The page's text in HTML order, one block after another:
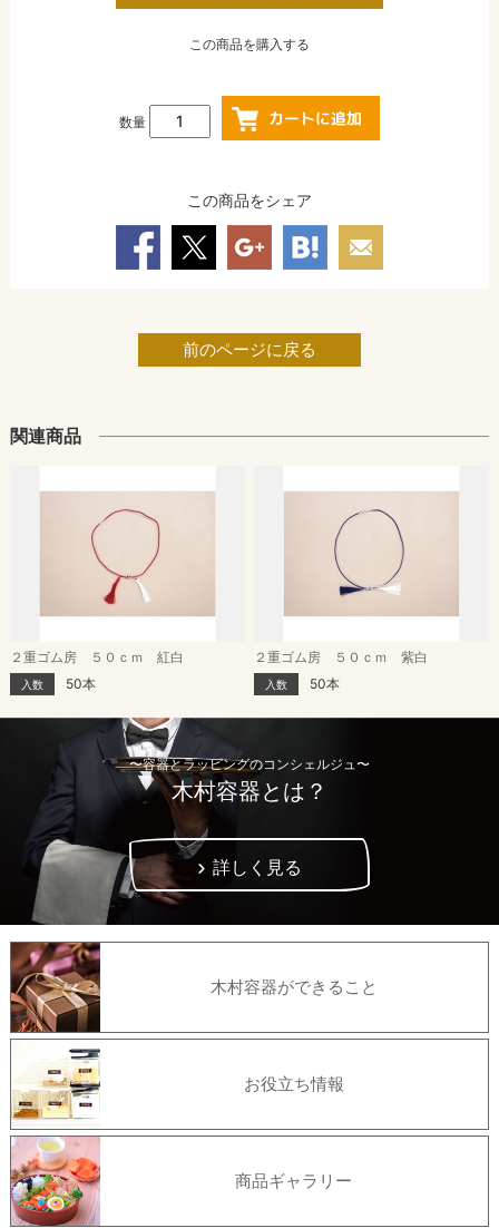
この商品を購入する
数量
この商品をシェア
前のページに戻る
関連商品
２重ゴム房 ５０ｃｍ 紅白
入数 50本
２重ゴム房 ５０ｃｍ 紫白
入数 50本
〜容器とラッピングのコンシェルジュ〜
木村容器とは？
詳しく見る
木村容器ができること
お役立ち情報
商品ギャラリー